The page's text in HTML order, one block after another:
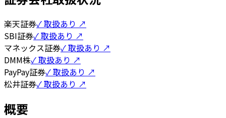
楽天証券✓ 取扱あり ↗
SBI証券✓ 取扱あり ↗
マネックス証券✓ 取扱あり ↗
DMM株✓ 取扱あり ↗
PayPay証券✓ 取扱あり ↗
松井証券✓ 取扱あり ↗
概要